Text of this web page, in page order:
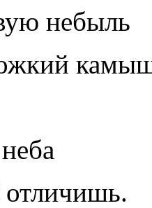
небыль
отличишь.